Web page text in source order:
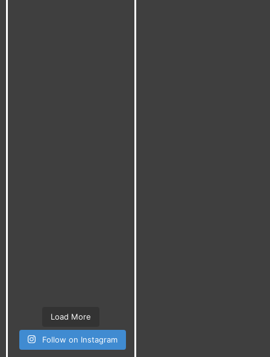
Load More
Follow on Instagram